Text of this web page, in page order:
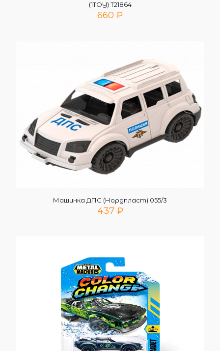
(1TOY) Т21864
660 ₽
Машинка ДПС (Нордпласт) 055/3
437 ₽